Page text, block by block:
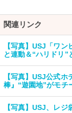
関連リンク
【写真】USJ「ワ
と連動＆“ハリドリ”
【写真】USJ公式
棒』“遊園地”がモチ
【写真】USJ、レ